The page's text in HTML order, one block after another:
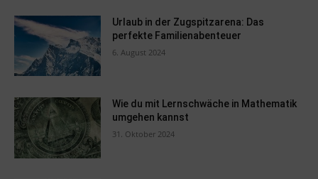
Urlaub in der Zugspitzarena: Das
perfekte Familienabenteuer
6. August 2024
Wie du mit Lernschwäche in Mathematik
umgehen kannst
31. Oktober 2024